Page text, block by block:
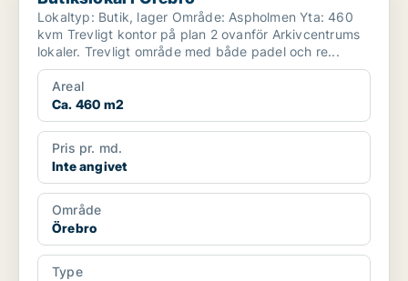
Lokaltyp: Butik, lager Område: Aspholmen Yta: 460
kvm Trevligt kontor på plan 2 ovanför Arkivcentrums
lokaler. Trevligt område med både padel och re...
Areal
Ca. 460 m2
Pris pr. md.
Inte angivet
Område
Örebro
Type